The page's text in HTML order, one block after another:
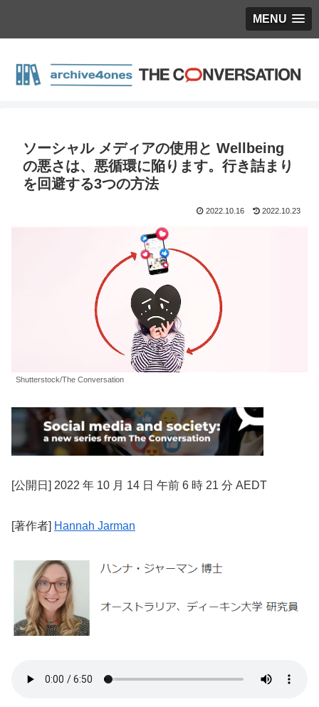
MENU
ソーシャル メディアの使用と Wellbeing
の悪さは、悪循環に陥ります。行き詰まり
を回避する3つの方法
2022.10.16 2022.10.23
Shutterstock/The Conversation
[公開日] 2022 年 10 月 14 日 午前 6 時 21 分 AEDT
[著作者] Hannah Jarman